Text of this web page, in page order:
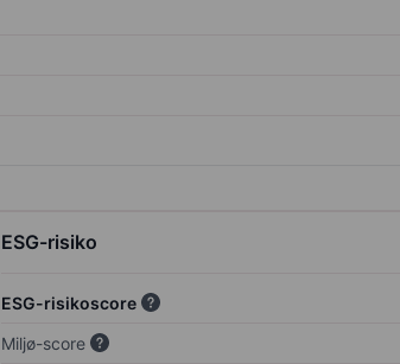
ESG-risiko
ESG-risikoscore
Miljø-score